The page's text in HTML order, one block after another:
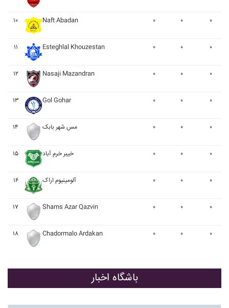
۱۰ Naft Abadan ۰ ۰ ۰
۱۱ Esteghlal Khouzestan ۰ ۰ ۰
۱۲ Nasaji Mazandran ۰ ۰ ۰
۱۳ Gol Gohar ۰ ۰ ۰
۱۴ مس شهر بابک ۰ ۰ ۰
۱۵ خيبر خرم آباد ۰ ۰ ۰
۱۶ آلومينيوم اراک ۰ ۰ ۰
۱۷ Shams Azar Qazvin ۰ ۰ ۰
۱۸ Chadormalo Ardakan ۰ ۰ ۰
باشگاه اخبار